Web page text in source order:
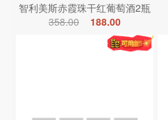
智利美斯赤霞珠干红葡萄酒2瓶
358.00
188.00